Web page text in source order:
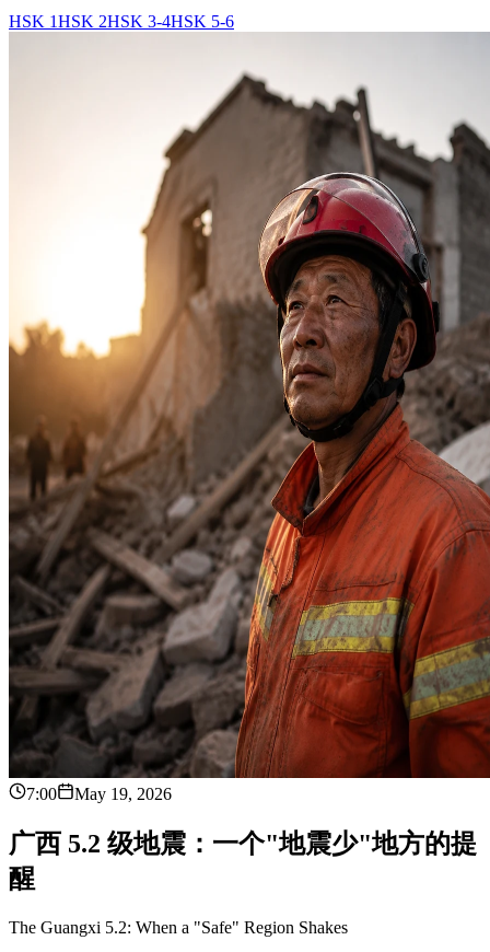
HSK 1HSK 2HSK 3-4HSK 5-6
7:00 May 19, 2026
广西 5.2 级地震 ： 一个"地震少"地方的提
醒
The Guangxi 5.2: When a "Safe" Region Shakes